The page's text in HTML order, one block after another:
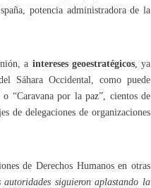
potencia administradora de la
a intereses geoestratégicos, ya
Sáhara Occidental, como puede
“Caravana por la paz”, cientos de
de delegaciones de organizaciones
de Derechos Humanos en otras
autoridades siguieron aplastando la